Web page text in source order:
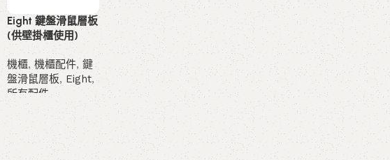
Eight 鍵盤滑鼠層板
(供壁掛櫃使用)
機櫃,機櫃配件, 鍵
盤滑鼠層板, Eight,
所有配件
查看內容